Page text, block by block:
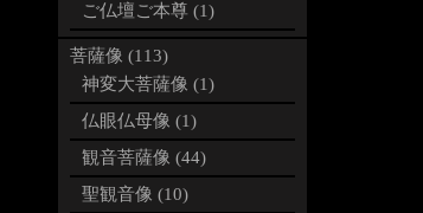
ご仏壇ご本尊 (1)
菩薩像 (113)
神変大菩薩像 (1)
仏眼仏母像 (1)
観音菩薩像 (44)
聖観音像 (10)